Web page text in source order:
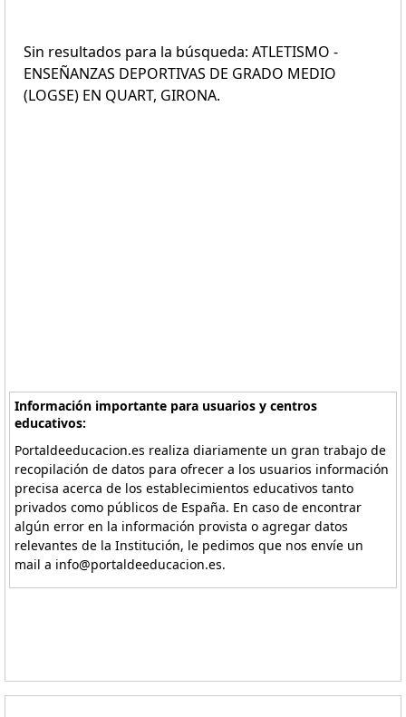
Sin resultados para la búsqueda: ATLETISMO -
ENSEÑANZAS DEPORTIVAS DE GRADO MEDIO
(LOGSE) EN QUART, GIRONA.
Información importante para usuarios y centros
educativos:
Portaldeeducacion.es realiza diariamente un gran trabajo de
recopilación de datos para ofrecer a los usuarios información
precisa acerca de los establecimientos educativos tanto
privados como públicos de España. En caso de encontrar
algún error en la información provista o agregar datos
relevantes de la Institución, le pedimos que nos envíe un
mail a info@portaldeeducacion.es.